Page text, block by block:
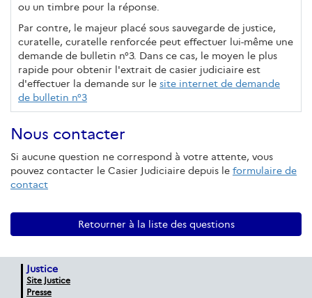
ou un timbre pour la réponse.
Par contre, le majeur placé sous sauvegarde de justice,
curatelle, curatelle renforcée peut effectuer lui-même une
demande de bulletin n°3. Dans ce cas, le moyen le plus
rapide pour obtenir l'extrait de casier judiciaire est
d'effectuer la demande sur le site internet de demande
de bulletin n°3
Nous contacter
Si aucune question ne correspond à votre attente, vous
pouvez contacter le Casier Judiciaire depuis le formulaire de
contact
Retourner à la liste des questions
Justice
Site Justice
Presse